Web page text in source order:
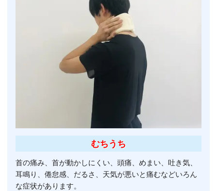
むちうち
首の痛み、首が動かしにくい、頭痛、めまい、吐き気、
耳鳴り、倦怠感、だるさ、天気が悪いと痛むなどいろん
な症状があります。